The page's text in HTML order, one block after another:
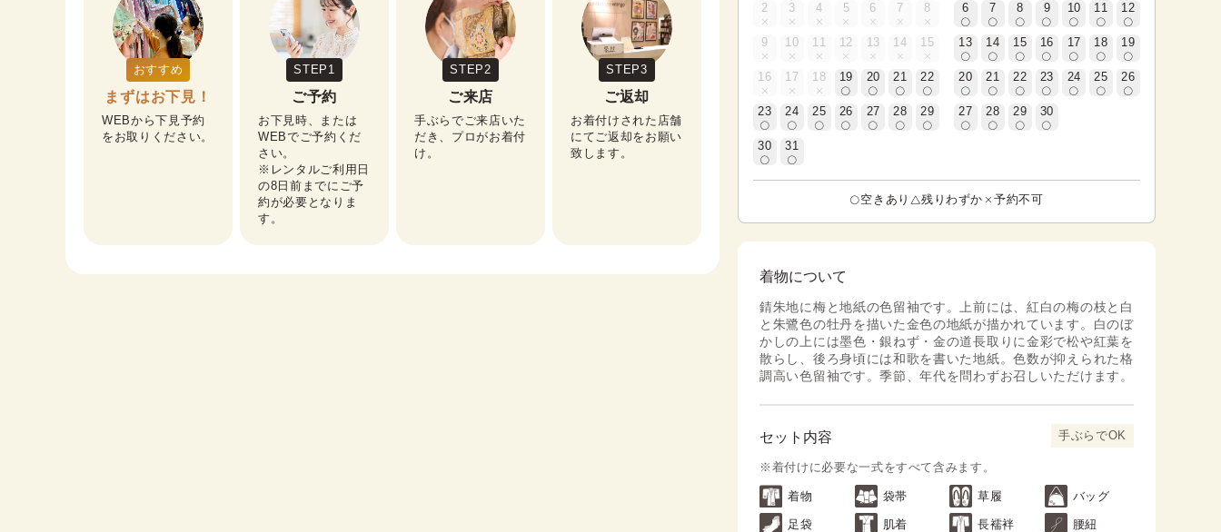
おすすめ
まずはお下見！
WEBから下見予約
をお取りください。
STEP1
ご予約
お下見時、または
WEBでご予約くだ
さい。
※レンタルご利用日
の8日前までにご予
約が必要となりま
す。
STEP2
ご来店
手ぶらでご来店いた
だき、プロがお着付
け。
STEP3
ご返却
お着付けされた店舗
にてご返却をお願い
致します。
2 3 4 5 6 7 8
9 10 11 12 13 14 15
16 17 18 19 20 21 22
23 24 25 26 27 28 29
30 31
6 7 8 9 10 11 12
13 14 15 16 17 18 19
20 21 22 23 24 25 26
27 28 29 30
空きあり 残りわずか 予約不可
着物について
錆朱地に梅と地紙の色留袖です。上前には、紅白の梅の枝と白
と朱鷺色の牡丹を描いた金色の地紙が描かれています。白のぼ
かしの上には墨色・銀ねず・金の道長取りに金彩で松や紅葉を
散らし、後ろ身頃には和歌を書いた地紙。色数が抑えられた格
調高い色留袖です。季節、年代を問わずお召しいただけます。
セット内容 手ぶらでOK
※着付けに必要な一式をすべて含みます。
着物 袋帯 草履 バッグ
足袋 肌着 長襦袢 腰紐